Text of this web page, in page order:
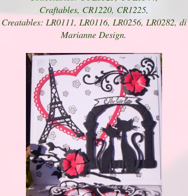
Craftables, CR1220, CR1225,
Creatables: LR0111, LR0116, LR0256, LR0282, di
Marianne Design.